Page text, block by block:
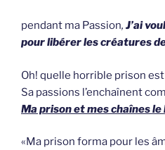
pendant ma Passion, J’ai
pour libérer les créatures
Oh! quelle horrible prison
Sa passions l’enchaînent
Ma prison et mes chaînes
«Ma prison forma pour les